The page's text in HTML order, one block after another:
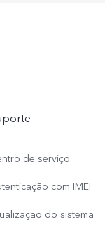
de serviço
com IMEI
do sistema